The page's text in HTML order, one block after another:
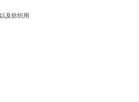
及纺织用